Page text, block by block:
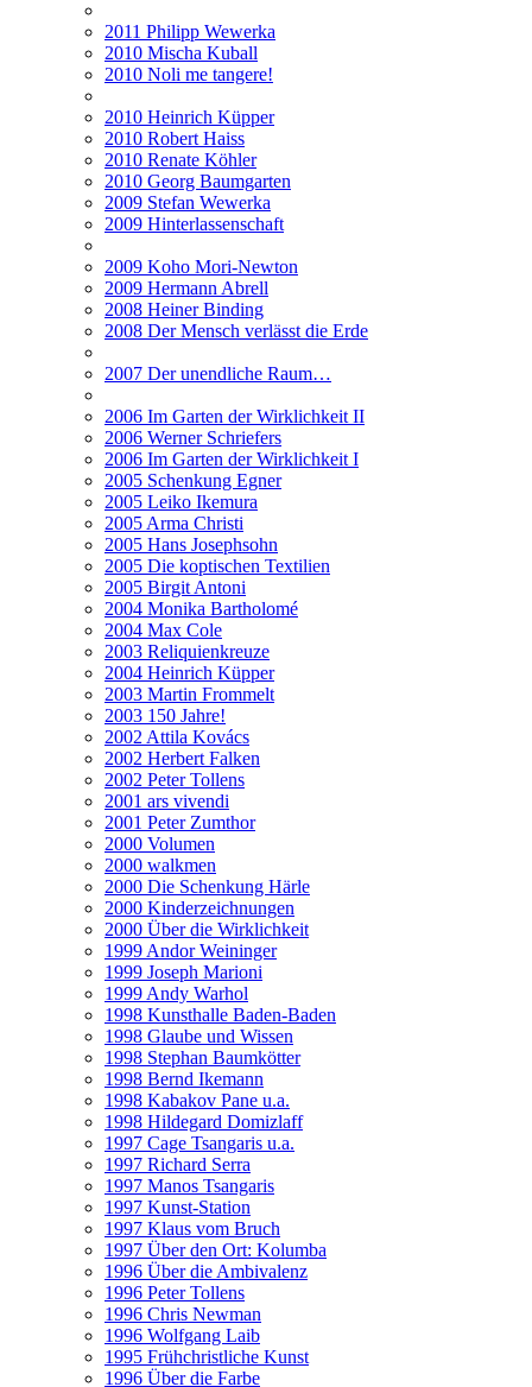
2011 Philipp Wewerka
2010 Mischa Kuball
2010 Noli me tangere!
2010 Heinrich Küpper
2010 Robert Haiss
2010 Renate Köhler
2010 Georg Baumgarten
2009 Stefan Wewerka
2009 Hinterlassenschaft
2009 Koho Mori-Newton
2009 Hermann Abrell
2008 Heiner Binding
2008 Der Mensch verlässt die Erde
2007 Der unendliche Raum…
2006 Im Garten der Wirklichkeit II
2006 Werner Schriefers
2006 Im Garten der Wirklichkeit I
2005 Schenkung Egner
2005 Leiko Ikemura
2005 Arma Christi
2005 Hans Josephsohn
2005 Die koptischen Textilien
2005 Birgit Antoni
2004 Monika Bartholomé
2004 Max Cole
2003 Reliquienkreuze
2004 Heinrich Küpper
2003 Martin Frommelt
2003 150 Jahre!
2002 Attila Kovács
2002 Herbert Falken
2002 Peter Tollens
2001 ars vivendi
2001 Peter Zumthor
2000 Volumen
2000 walkmen
2000 Die Schenkung Härle
2000 Kinderzeichnungen
2000 Über die Wirklichkeit
1999 Andor Weininger
1999 Joseph Marioni
1999 Andy Warhol
1998 Kunsthalle Baden-Baden
1998 Glaube und Wissen
1998 Stephan Baumkötter
1998 Bernd Ikemann
1998 Kabakov Pane u.a.
1998 Hildegard Domizlaff
1997 Cage Tsangaris u.a.
1997 Richard Serra
1997 Manos Tsangaris
1997 Kunst-Station
1997 Klaus vom Bruch
1997 Über den Ort: Kolumba
1996 Über die Ambivalenz
1996 Peter Tollens
1996 Chris Newman
1996 Wolfgang Laib
1995 Frühchristliche Kunst
1996 Über die Farbe